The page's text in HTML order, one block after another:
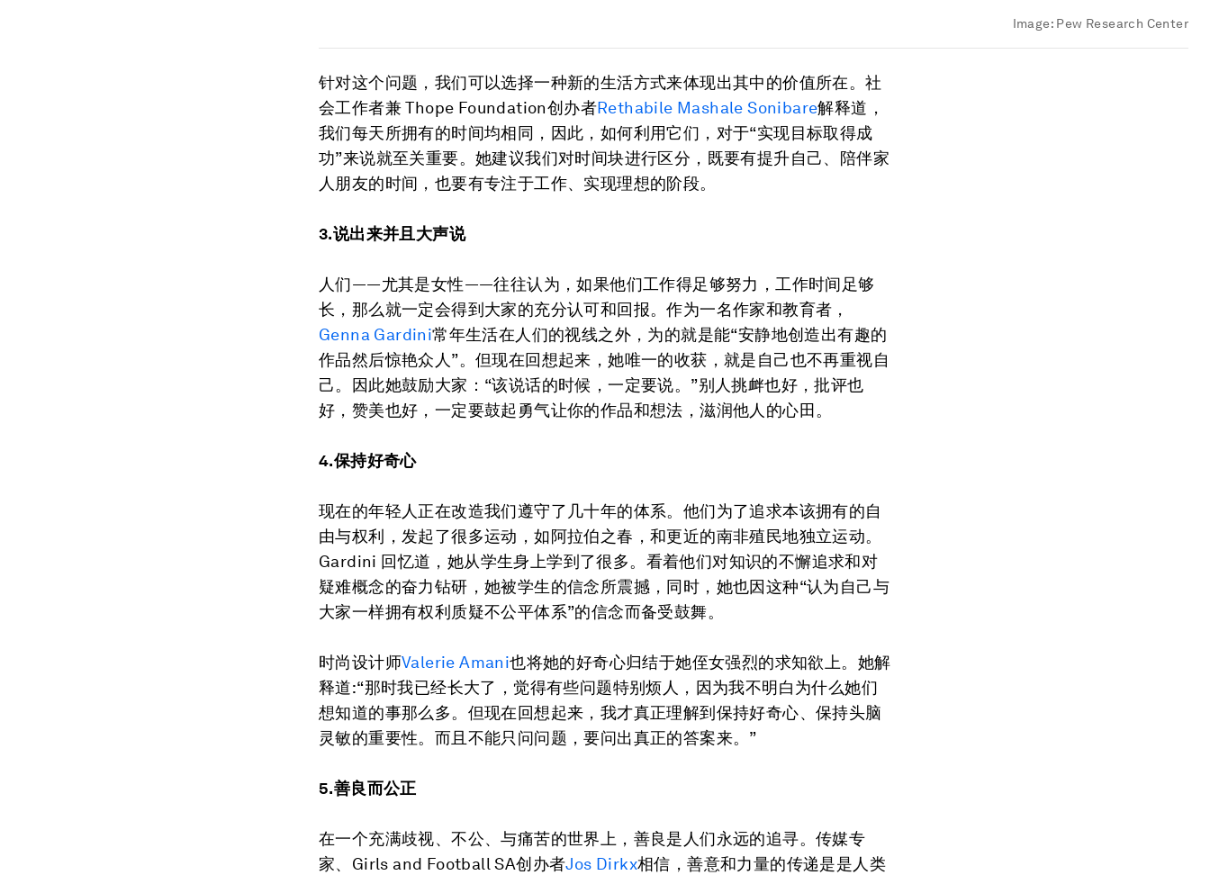
Image: Pew Research Center
针对这个问题，我们可以选择一种新的生活方式来体现出其中的价值所在。社
会工作者兼 Thope Foundation创办者Rethabile Mashale Sonibare解释道，
我们每天所拥有的时间均相同，因此，如何利用它们，对于“实现目标取得成
功”来说就至关重要。她建议我们对时间块进行区分，既要有提升自己、陪伴家
人朋友的时间，也要有专注于工作、实现理想的阶段。
3.说出来并且大声说
人们——尤其是女性——往往认为，如果他们工作得足够努力，工作时间足够
长，那么就一定会得到大家的充分认可和回报。作为一名作家和教育者，
Genna Gardini常年生活在人们的视线之外，为的就是能“安静地创造出有趣的
作品然后惊艳众人”。但现在回想起来，她唯一的收获，就是自己也不再重视自
己。因此她鼓励大家：“该说话的时候，一定要说。”别人挑衅也好，批评也
好，赞美也好，一定要鼓起勇气让你的作品和想法，滋润他人的心田。
4.保持好奇心
现在的年轻人正在改造我们遵守了几十年的体系。他们为了追求本该拥有的自
由与权利，发起了很多运动，如阿拉伯之春，和更近的南非殖民地独立运动。
Gardini 回忆道，她从学生身上学到了很多。看着他们对知识的不懈追求和对
疑难概念的奋力钻研，她被学生的信念所震撼，同时，她也因这种“认为自己与
大家一样拥有权利质疑不公平体系”的信念而备受鼓舞。
时尚设计师Valerie Amani也将她的好奇心归结于她侄女强烈的求知欲上。她解
释道:“那时我已经长大了，觉得有些问题特别烦人，因为我不明白为什么她们
想知道的事那么多。但现在回想起来，我才真正理解到保持好奇心、保持头脑
灵敏的重要性。而且不能只问问题，要问出真正的答案来。”
5.善良而公正
在一个充满歧视、不公、与痛苦的世界上，善良是人们永远的追寻。传媒专
家、Girls and Football SA创办者Jos Dirkx相信，善意和力量的传递是是人类